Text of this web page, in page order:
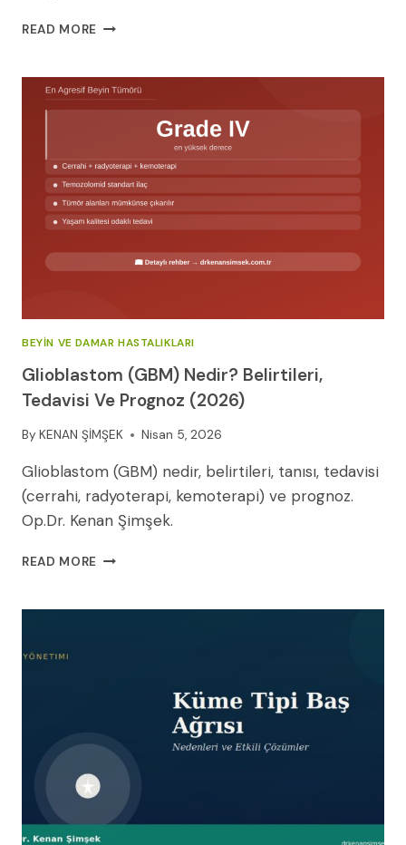
READ MORE BEYIN
FIZIK
EGZERSIZLER
BEYIN VE DAMAR HASTALIKLARI
Glioblastom (GBM) Nedir? Belirtileri,
Tedavisi Ve Prognoz (2026)
By KENAN ŞİMŞEK Nisan 5, 2026
Glioblastom (GBM) nedir, belirtileri, tanısı, tedavisi
(cerrahi, radyoterapi, kemoterapi) ve prognoz.
Op.Dr. Kenan Şimşek.
READ MORE GLIOBLASTOM
BELIRTILERI,